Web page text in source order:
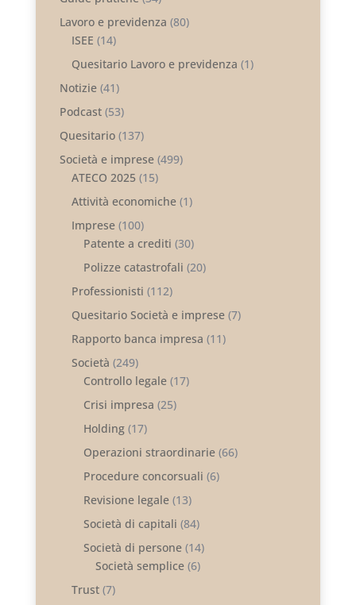
Lavoro e previdenza (80)
ISEE (14)
Quesitario Lavoro e previdenza (1)
Notizie(41)
Podcast(53)
Quesitario(137)
Società e imprese(499)
ATECO 2025 (15)
Attività economiche(1)
Imprese(100)
Patente a crediti (30)
Polizze catastrofali (20)
Professionisti (112)
Quesitario Società e imprese(7)
Rapporto banca impresa (11)
Società (249)
Controllo legale(17)
Crisi impresa (25)
Holding(17)
Operazioni straordinarie(66)
Procedure concorsuali (6)
Revisione legale(13)
Società di capitali (84)
Società di persone(14)
Società semplice(6)
Trust(7)